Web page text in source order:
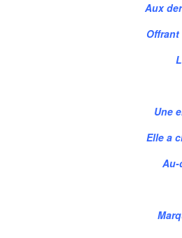
Aux
Une
Elle a
Au-